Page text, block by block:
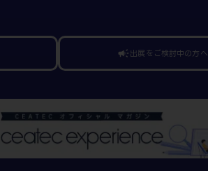
campaign出展をご検討中の方へ